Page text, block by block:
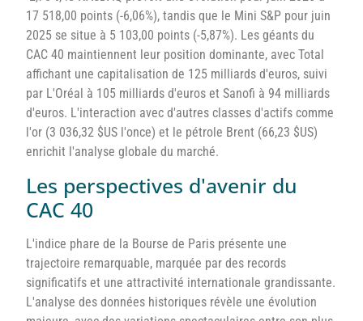
17 518,00 points (-6,06%), tandis que le Mini S&P pour juin
2025 se situe à 5 103,00 points (-5,87%). Les géants du
CAC 40 maintiennent leur position dominante, avec Total
affichant une capitalisation de 125 milliards d'euros, suivi
par L'Oréal à 105 milliards d'euros et Sanofi à 94 milliards
d'euros. L'interaction avec d'autres classes d'actifs comme
l'or (3 036,32 $US l'once) et le pétrole Brent (66,23 $US)
enrichit l'analyse globale du marché.
Les perspectives d'avenir du
CAC 40
L'indice phare de la Bourse de Paris présente une
trajectoire remarquable, marquée par des records
significatifs et une attractivité internationale grandissante.
L'analyse des données historiques révèle une évolution